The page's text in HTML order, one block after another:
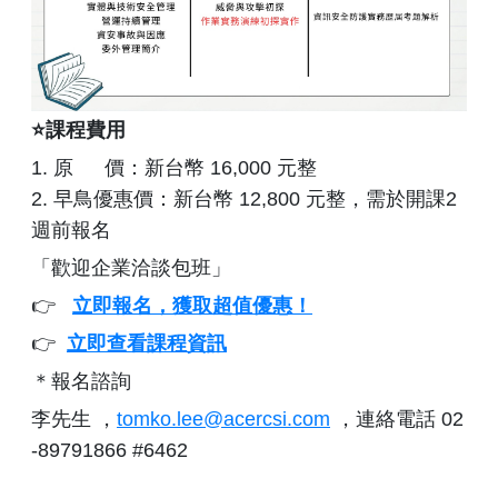
⭐課程費用
1. 原 價：新台幣 16,000 元整
2. 早鳥優惠價：新台幣 12,800 元整，需於開課2
週前報名
「歡迎企業洽談包班」
👉 立即報名，獲取超值優惠！
👉 立即查看課程資訊
＊報名諮詢
李先生 ， tomko.lee@acercsi.com ，連絡電話 02
-89791866 #6462